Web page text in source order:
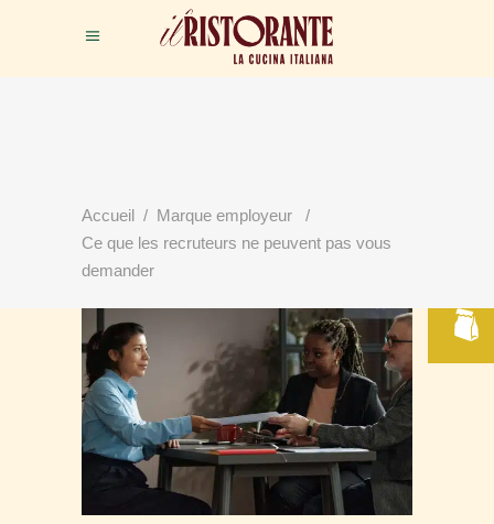
Accueil / Marque employeur
/
Ce que les recruteurs ne peuvent pas vous
demander
VOTRE TABLE